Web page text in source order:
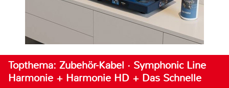
Topthema: Zubehör-Kabel · Symphonic Line
Harmonie + Harmonie HD + Das Schnelle